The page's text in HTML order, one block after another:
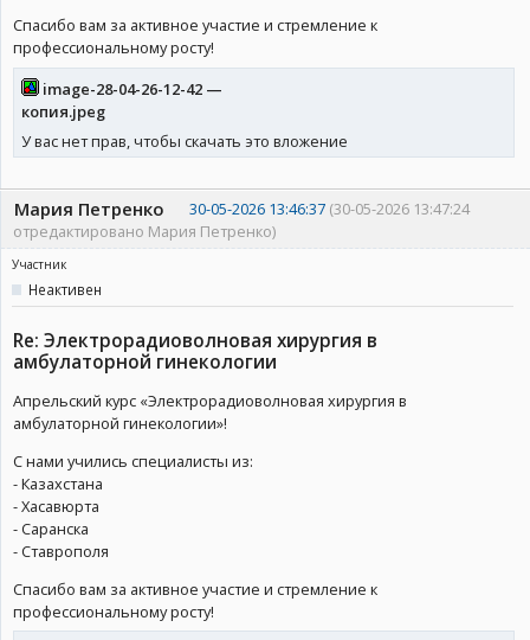
Спасибо вам за активное участие и стремление к
профессиональному росту!
image-28-04-26-12-42 —
копия.jpeg
У вас нет прав, чтобы скачать это вложение
Мария Петренко 30-05-2026 13:46:37 (30-05-2026 13:47:24
отредактировано Мария Петренко)
Участник
Неактивен
Re: Электрорадиоволновая хирургия в
амбулаторной гинекологии
Апрельский курс «Электрорадиоволновая хирургия в
амбулаторной гинекологии»!
С нами учились специалисты из:
- Казахстана
- Хасавюрта
- Саранска
- Ставрополя
Спасибо вам за активное участие и стремление к
профессиональному росту!